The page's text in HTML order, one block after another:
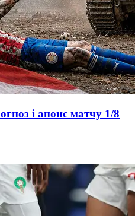
і анонс матчу 1/8